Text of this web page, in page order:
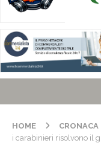
HOME CRONACA
i carabinieri risolvono il